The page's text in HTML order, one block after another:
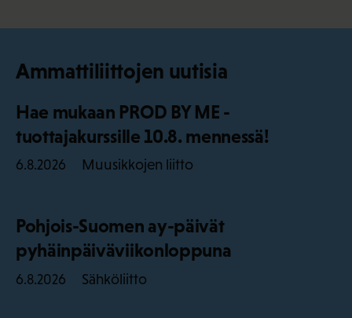
Ammattiliittojen uutisia
Hae mukaan PROD BY ME -
tuottajakurssille 10.8. mennessä!
6.8.2026 Muusikkojen liitto
Pohjois-Suomen ay-päivät
pyhäinpäiväviikonloppuna
6.8.2026 Sähköliitto